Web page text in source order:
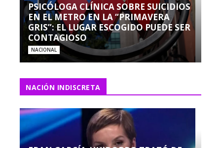
PSICÓLOGA CLÍNICA SOBRE SUICIDIOS
EN EL METRO EN LA “PRIMAVERA
GRIS”: EL LUGAR ESCOGIDO PUEDE SER
CONTAGIOSO
NACIONAL
NACIÓN INDISCRETA